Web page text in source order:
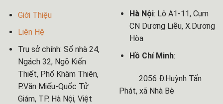
Giới Thiệu
Liên Hệ
Trụ sở chính: Số nhà 24,
Ngách 32, Ngõ Kiến
Thiết, Phố Khâm Thiên,
P.Văn Miếu-Quốc Tử
Giám, TP. Hà Nội, Việt
Hà Nội: Lô A1-11, Cụm
CN Dương Liễu, X.Dương
Hòa
Hồ Chí Minh:
2056 Đ.Huỳnh Tấn
Phát, xã Nhà Bè